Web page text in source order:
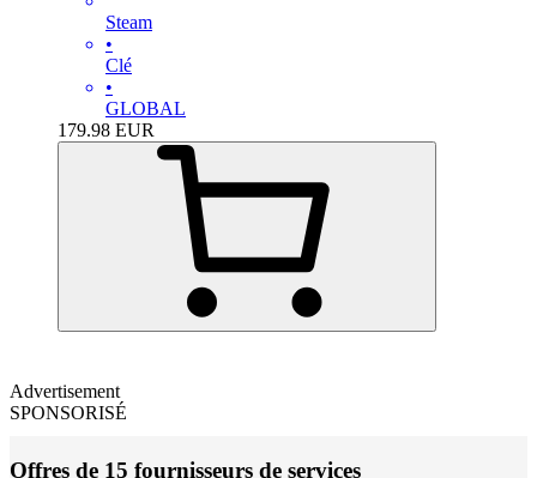
Steam
•
Clé
•
GLOBAL
179.98 EUR
Advertisement
SPONSORISÉ
Offres de 15 fournisseurs de services